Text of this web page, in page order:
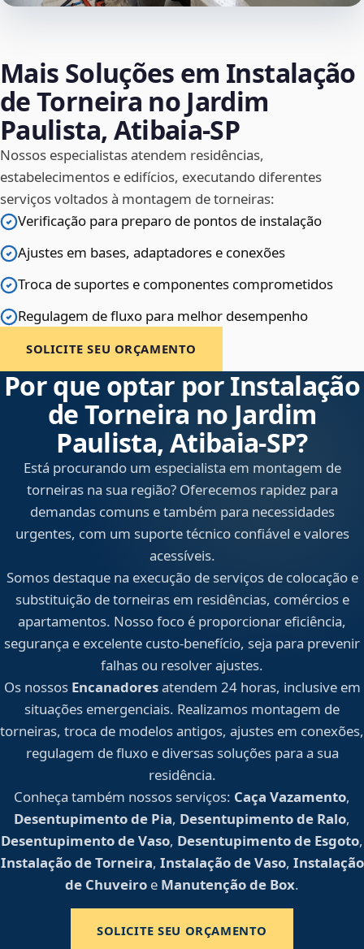
Mais Soluções em Instalação
de Torneira no Jardim
Paulista, Atibaia‑SP
Nossos especialistas atendem residências,
estabelecimentos e edifícios, executando diferentes
serviços voltados à montagem de torneiras:
Verificação para preparo de pontos de instalação
Ajustes em bases, adaptadores e conexões
Troca de suportes e componentes comprometidos
Regulagem de fluxo para melhor desempenho
SOLICITE SEU ORÇAMENTO
Por que optar por Instalação
de Torneira no Jardim
Paulista, Atibaia‑SP?
Está procurando um especialista em montagem de
torneiras na sua região? Oferecemos rapidez para
demandas comuns e também para necessidades
urgentes, com um suporte técnico confiável e valores
acessíveis.
Somos destaque na execução de serviços de colocação e
substituição de torneiras em residências, comércios e
apartamentos. Nosso foco é proporcionar eficiência,
segurança e excelente custo-benefício, seja para prevenir
falhas ou resolver ajustes.
Os nossos Encanadoresatendem 24 horas, inclusive em
situações emergenciais. Realizamos montagem de
torneiras, troca de modelos antigos, ajustes em conexões,
regulagem de fluxo e diversas soluções para a sua
residência.
Conheça também nossos serviços: Caça Vazamento,
Desentupimento de Pia, Desentupimento de Ralo,
Desentupimento de Vaso, Desentupimento de Esgoto,
Instalação de Torneira, Instalação de Vaso, Instalação
de Chuveiro e Manutenção de Box.
SOLICITE SEU ORÇAMENTO